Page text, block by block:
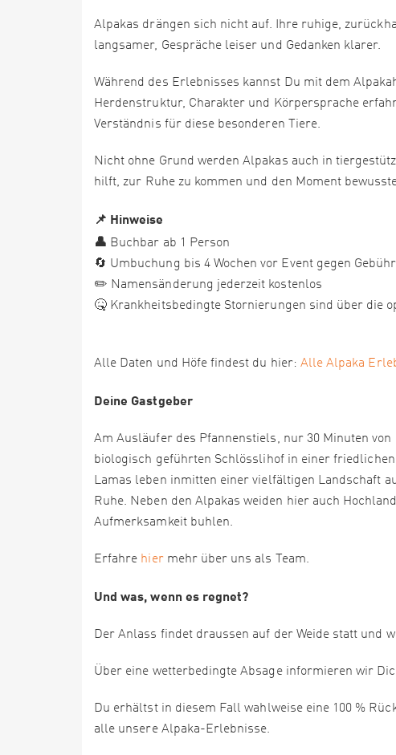
Alpakas drängen sich nicht auf. Ihre ruhige,
langsamer, Gespräche leiser und Gedanken klarer.
Während des Erlebnisses kannst Du mit dem
Herdenstruktur, Charakter und Körpersprache
Verständnis für diese besonderen Tiere.
Nicht ohne Grund werden Alpakas auch in
hilft, zur Ruhe zu kommen und den Moment
📌 Hinweise
👤 Buchbar ab 1 Person
🔄 Umbuchung bis 4 Wochen vor Event gegen
✏️ Namensänderung jederzeit kostenlos
🤒 Krankheitsbedingte Stornierungen sind über die
Alle Daten und Höfe findest du hier: Alle Alpaka
Deine Gastgeber
Am Ausläufer des Pfannenstiels, nur 30 Minuten
biologisch geführten Schlösslihof in einer
Lamas leben inmitten einer vielfältigen Landschaft
Ruhe. Neben den Alpakas weiden hier auch
Aufmerksamkeit buhlen.
Erfahre hiermehr über uns als Team.
Und was, wenn es regnet?
Der Anlass findet draussen auf der Weide statt und
Über eine wetterbedingte Absage informieren wir
Du erhältst in diesem Fall wahlweise eine 100 %
alle unsere Alpaka-Erlebnisse.